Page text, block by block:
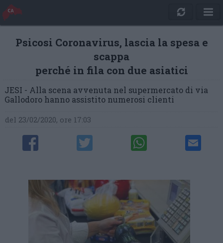
Psicosi Coronavirus, lascia la spesa e
scappa
perché in fila con due asiatici
JESI - Alla scena avvenuta nel supermercato di via
Gallodoro hanno assistito numerosi clienti
del 23/02/2020, ore 17:03